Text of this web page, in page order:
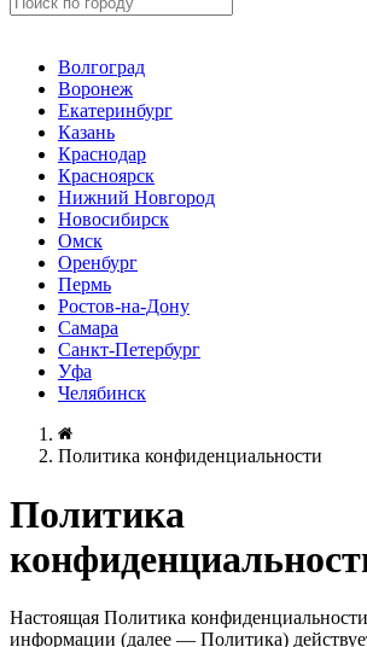
Волгоград
Воронеж
Екатеринбург
Казань
Краснодар
Красноярск
Нижний Новгород
Новосибирск
Омск
Оренбург
Пермь
Ростов-на-Дону
Самара
Санкт-Петербург
Уфа
Челябинск
Политика конфиденциальности
Политика
Настоящая Политика
информации (далее — Политика)